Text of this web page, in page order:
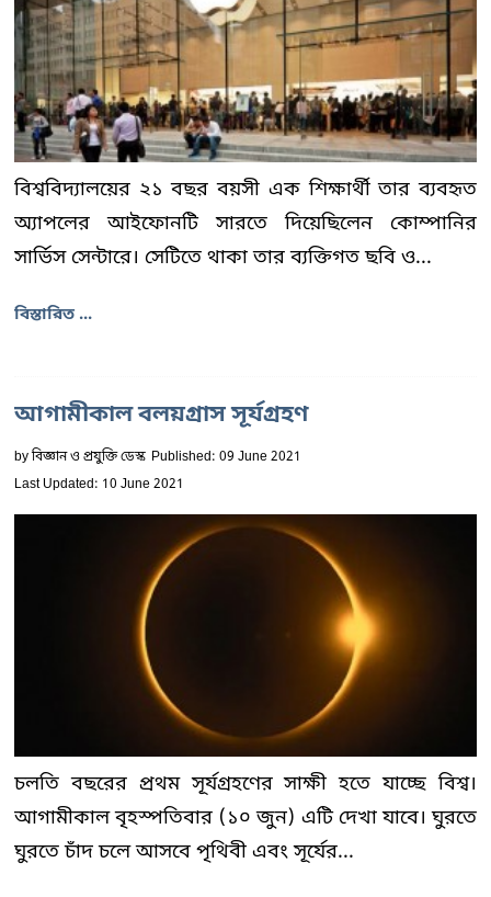
বিশ্ববিদ্যালয়ের ২১ বছর বয়সী এক শিক্ষার্থী তার ব্যবহৃত
অ্যাপলের আইফোনটি সারতে দিয়েছিলেন কোম্পানির
সার্ভিস সেন্টারে। সেটিতে থাকা তার ব্যক্তিগত ছবি ও...
বিস্তারিত ...
আগামীকাল বলয়গ্রাস সূর্যগ্রহণ
byবিজ্ঞান ও প্রযুক্তি ডেস্ক Published: 09 June 2021
Last Updated: 10 June 2021
চলতি বছরের প্রথম সূর্যগ্রহণের সাক্ষী হতে যাচ্ছে বিশ্ব।
আগামীকাল বৃহস্পতিবার (১০ জুন) এটি দেখা যাবে। ঘুরতে
ঘুরতে চাঁদ চলে আসবে পৃথিবী এবং সূর্যের...